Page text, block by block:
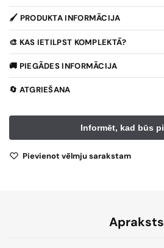
🖌️ PRODUKTA INFORMĀCIJA
🎨 KAS IETILPST KOMPLEKTĀ?
🚚 PIEGĀDES INFORMĀCIJA
🔄 ATGRIEŠANA
Pievienot vēlmju sarakstam
Apraksts